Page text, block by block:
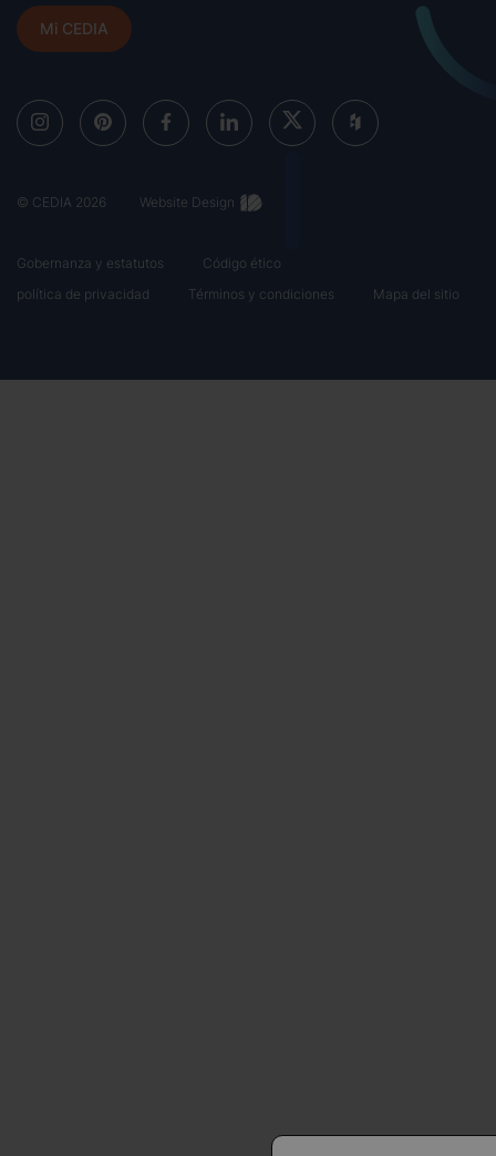
Mi CEDIA
© CEDIA 2026 Website Design
Gobernanza y estatutos
Código ético
política de privacidad
Términos y condiciones Mapa del sitio